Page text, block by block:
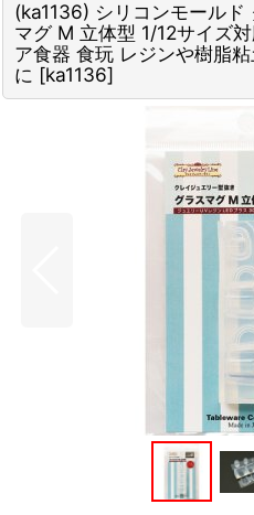
(ka1136) シリコンモールド
マグ M 立体型 1/12サイズ
ア食器 食玩 レジンや樹脂
に [ka1136]